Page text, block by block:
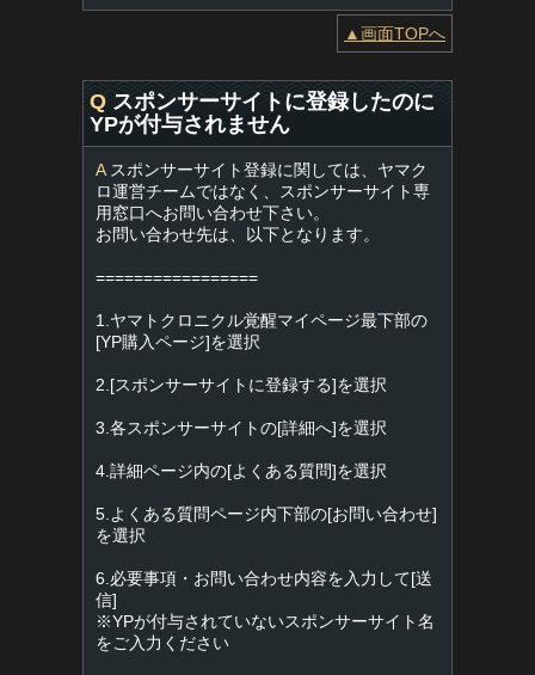
▲画面TOPへ
Q スポンサーサイトに登録したのに
YPが付与されません
Aスポンサーサイト登録に関しては、ヤマク
ロ運営チームではなく、スポンサーサイト専
用窓口へお問い合わせ下さい。
お問い合わせ先は、以下となります。
=================
1.ヤマトクロニクル覚醒マイページ最下部の
[YP購入ページ]を選択
2.[スポンサーサイトに登録する]を選択
3.各スポンサーサイトの[詳細へ]を選択
4.詳細ページ内の[よくある質問]を選択
5.よくある質問ページ内下部の[お問い合わせ]
を選択
6.必要事項・お問い合わせ内容を入力して[送
信]
※YPが付与されていないスポンサーサイト名
をご入力ください